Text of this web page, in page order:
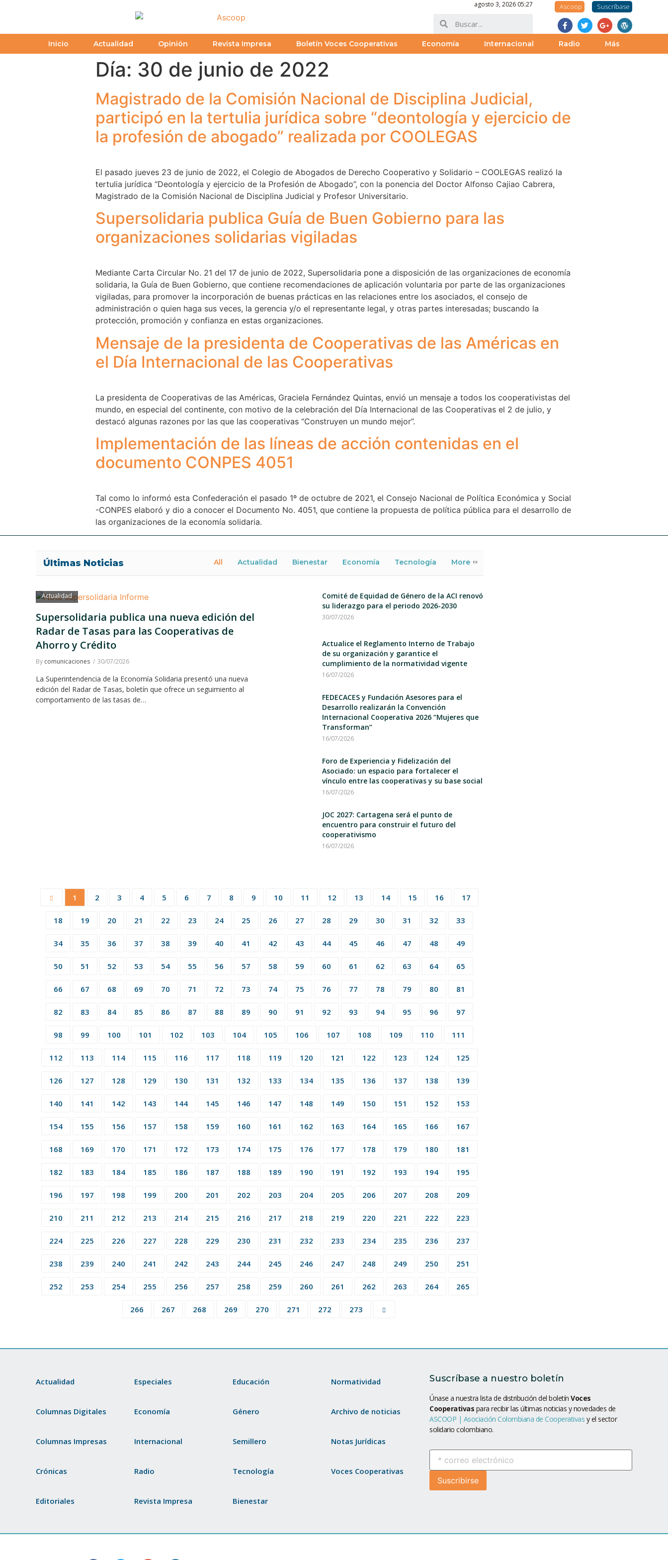
agosto 3, 2026 05:27 Ascoop Suscríbase
Inicio Actualidad Opinión Revista Impresa Boletín Voces Cooperativas Economía Internacional Radio Más
Día: 30 de junio de 2022
Magistrado de la Comisión Nacional de Disciplina Judicial,
participó en la tertulia jurídica sobre “deontología y ejercicio de
la profesión de abogado” realizada por COOLEGAS
El pasado jueves 23 de junio de 2022, el Colegio de Abogados de Derecho Cooperativo y Solidario – COOLEGAS realizó la
tertulia jurídica “Deontología y ejercicio de la Profesión de Abogado”, con la ponencia del Doctor Alfonso Cajiao Cabrera,
Magistrado de la Comisión Nacional de Disciplina Judicial y Profesor Universitario.
Supersolidaria publica Guía de Buen Gobierno para las
organizaciones solidarias vigiladas
Mediante Carta Circular No. 21 del 17 de junio de 2022, Supersolidaria pone a disposición de las organizaciones de economía
solidaria, la Guía de Buen Gobierno, que contiene recomendaciones de aplicación voluntaria por parte de las organizaciones
vigiladas, para promover la incorporación de buenas prácticas en las relaciones entre los asociados, el consejo de
administración o quien haga sus veces, la gerencia y/o el representante legal, y otras partes interesadas; buscando la
protección, promoción y confianza en estas organizaciones.
Mensaje de la presidenta de Cooperativas de las Américas en
el Día Internacional de las Cooperativas
La presidenta de Cooperativas de las Américas, Graciela Fernández Quintas, envió un mensaje a todos los cooperativistas del
mundo, en especial del continente, con motivo de la celebración del Día Internacional de las Cooperativas el 2 de julio, y
destacó algunas razones por las que las cooperativas “Construyen un mundo mejor”.
Implementación de las líneas de acción contenidas en el
documento CONPES 4051
Tal como lo informó esta Confederación el pasado 1º de octubre de 2021, el Consejo Nacional de Política Económica y Social
-CONPES elaboró y dio a conocer el Documento No. 4051, que contiene la propuesta de política pública para el desarrollo de
las organizaciones de la economía solidaria.
Últimas Noticias All Actualidad Bienestar Economía Tecnología More
Actualidad
Supersolidaria publica una nueva edición del
Radar de Tasas para las Cooperativas de
Ahorro y Crédito
By comunicaciones 30/07/2026
La Superintendencia de la Economía Solidaria presentó una nueva
edición del Radar de Tasas, boletín que ofrece un seguimiento al
comportamiento de las tasas de…
Comité de Equidad de Género de la ACI renovó
su liderazgo para el periodo 2026-2030
30/07/2026
Actualice el Reglamento Interno de Trabajo
de su organización y garantice el
cumplimiento de la normatividad vigente
16/07/2026
FEDECACES y Fundación Asesores para el
Desarrollo realizarán la Convención
Internacional Cooperativa 2026 “Mujeres que
Transforman”
16/07/2026
Foro de Experiencia y Fidelización del
Asociado: un espacio para fortalecer el
vínculo entre las cooperativas y su base social
16/07/2026
JOC 2027: Cartagena será el punto de
encuentro para construir el futuro del
cooperativismo
16/07/2026
1 2 3 4 5 6 7 8 9 10 11 12 13 14 15 16 17
18 19 20 21 22 23 24 25 26 27 28 29 30 31 32 33
34 35 36 37 38 39 40 41 42 43 44 45 46 47 48 49
50 51 52 53 54 55 56 57 58 59 60 61 62 63 64 65
66 67 68 69 70 71 72 73 74 75 76 77 78 79 80 81
82 83 84 85 86 87 88 89 90 91 92 93 94 95 96 97
98 99 100 101 102 103 104 105 106 107 108 109 110 111
112 113 114 115 116 117 118 119 120 121 122 123 124 125
126 127 128 129 130 131 132 133 134 135 136 137 138 139
140 141 142 143 144 145 146 147 148 149 150 151 152 153
154 155 156 157 158 159 160 161 162 163 164 165 166 167
168 169 170 171 172 173 174 175 176 177 178 179 180 181
182 183 184 185 186 187 188 189 190 191 192 193 194 195
196 197 198 199 200 201 202 203 204 205 206 207 208 209
210 211 212 213 214 215 216 217 218 219 220 221 222 223
224 225 226 227 228 229 230 231 232 233 234 235 236 237
238 239 240 241 242 243 244 245 246 247 248 249 250 251
252 253 254 255 256 257 258 259 260 261 262 263 264 265
266 267 268 269 270 271 272 273
Actualidad
Columnas Digitales
Columnas Impresas
Crónicas
Editoriales
Especiales
Economía
Internacional
Radio
Revista Impresa
Educación
Género
Semillero
Tecnología
Bienestar
Normatividad
Archivo de noticias
Notas Jurídicas
Voces Cooperativas
Suscríbase a nuestro boletín
Únase a nuestra lista de distribución del boletín Voces
Cooperativas para recibir las últimas noticias y novedades de
ASCOOP | Asociación Colombiana de Cooperativas y el sector
solidario colombiano.